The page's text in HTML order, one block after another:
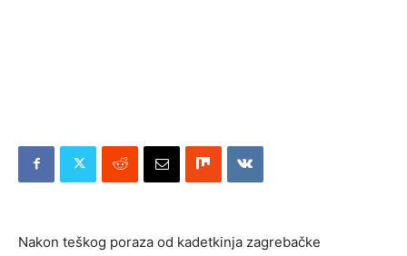
Nakon teškog poraza od kadetkinja zagrebačke